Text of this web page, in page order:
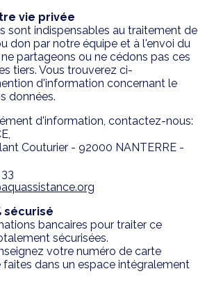
vie privée
sont indispensables au traitement de
don par notre équipe et à l'envoi du
partageons ou ne cédons pas ces
tiers. Vous trouverez ci-
d'information concernant le
données.
d'information, contactez-nous:
Couturier - 92000 NANTERRE -
sécurisé
bancaires pour traiter ce
sécurisées.
votre numéro de carte
faites dans un espace intégralement